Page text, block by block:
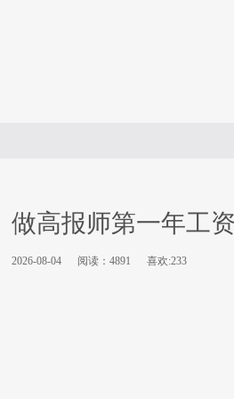
做高报师第一年工
2026-08-04 阅读：4891 喜欢:233